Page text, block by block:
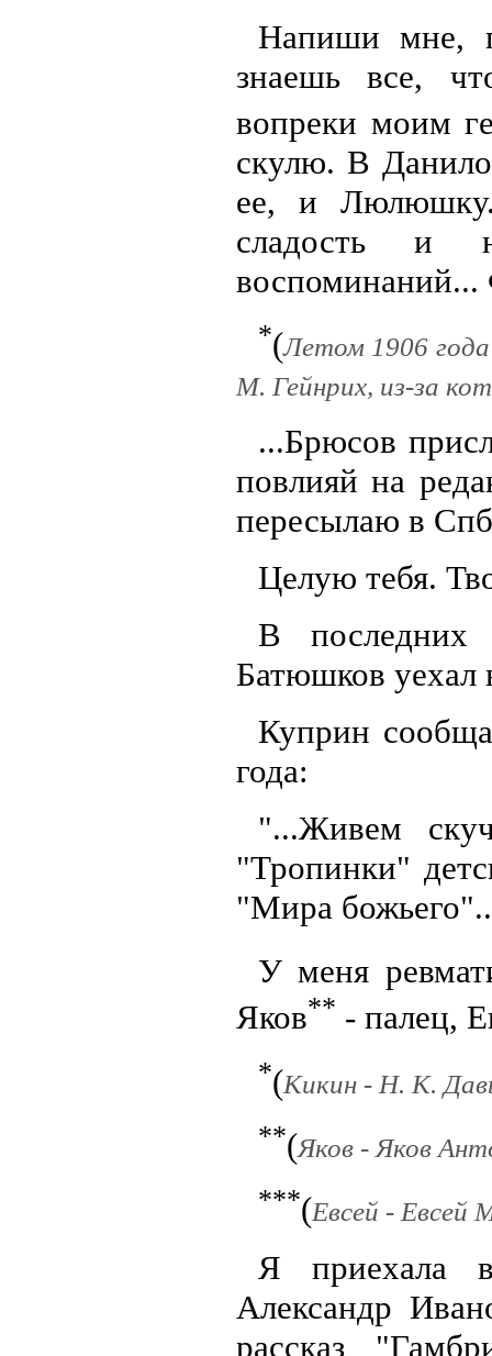
Напиши мне,
знаешь все,
вопреки моим
скулю. В
ее, и
сладость и
воспоминаний...
*(Летом 1906
М. Гейнрих, из-за
...Брюсов
повлияй на
пересылаю в
Целую тебя.
В
Батюшков
Куприн
года:
"...Живем
"Тропинки"
"Мира
У меня
Яков** - палец,
*(Кикин - Н. К.
**(Яков - Яков
***(Евсей - Евсей
Я приехала
Александр
рассказ